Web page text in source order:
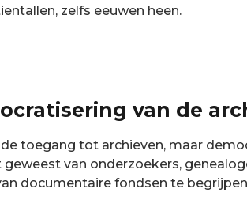
zelfs eeuwen heen.
van de
toegang tot archieven, maar
van onderzoekers,
documentaire fondsen te